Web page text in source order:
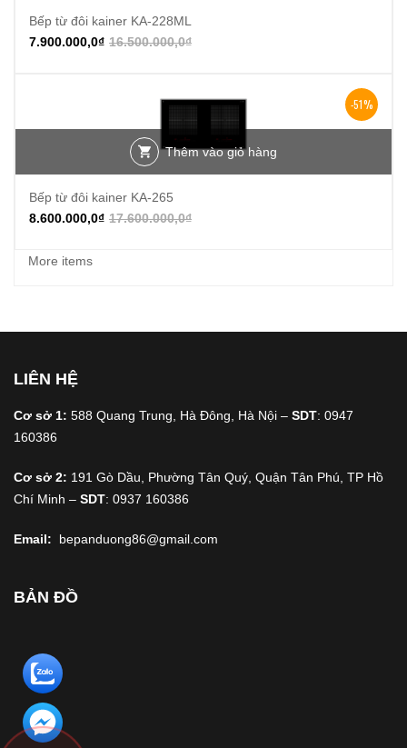
Bếp từ đôi kainer KA-228ML
16.500.000,0₫
7.900.000,0₫
-51%
Thêm vào giỏ hàng
Bếp từ đôi kainer KA-265
17.600.000,0₫
8.600.000,0₫
More items
LIÊN HỆ
Cơ sở 1: 588 Quang Trung, Hà Đông, Hà Nội – SDT: 0947
160386
Cơ sở 2: 191 Gò Dầu, Phường Tân Quý, Quận Tân Phú, TP Hồ
Chí Minh – SDT: 0937 160386
Email: bepanduong86@gmail.com
BẢN ĐỒ